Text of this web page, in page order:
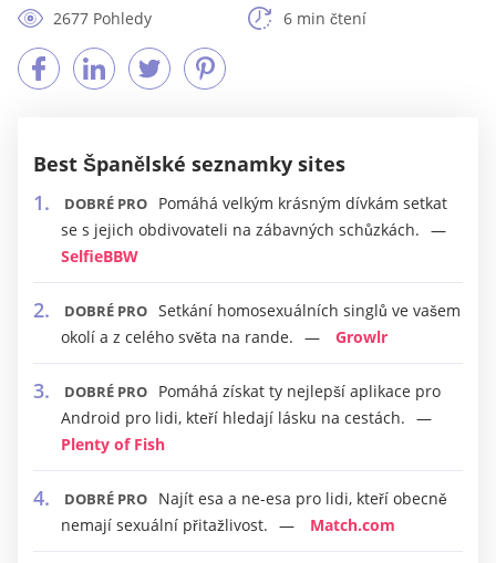
2677 Pohledy
6 min čtení
Best Španělské seznamky sites
DOBRÉ PRO
Pomáhá velkým krásným dívkám setkat
se s jejich obdivovateli na zábavných schůzkách.
SelfieBBW
DOBRÉ PRO Setkání homosexuálních singlů ve vašem
okolí a z celého světa na rande.
Growlr
DOBRÉ PRO
Pomáhá získat ty nejlepší aplikace pro
Android pro lidi, kteří hledají lásku na cestách.
Plenty of Fish
DOBRÉ PRO
Najít esa a ne-esa pro lidi, kteří obecně
nemají sexuální přitažlivost.
Match.com